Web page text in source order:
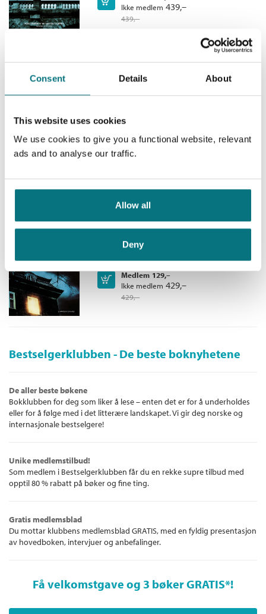
Consent Details About
This website uses cookies
We use cookies to give you a functional website, relevant
ads and to analyse our traffic.
Allow all
Deny
Oversatt av:
Farestad, Ulrik
etterforsker. Løs mordmysteriet sammen med karakterene
gjennom avisartikler, tekstmeldinger, intervjuer og e-
postsamtaler. Klarer du å løse mordgåten før alle andre?
Ikke medlem 439,–
439,–
Hjemmets lune rede
Innbundet
Medlem 129,–
Ikke medlem
429,–
Kjøp
Adam Fawley /
Innbundet
Medlem 129,–
Ikke medlem 429,–
429,–
Kjøp
Bestselgerklubben - De beste boknyhetene
De aller beste bøkene
Bokklubben for deg som liker å lese – enten det er for å underholdes
eller for å følge med i det litterære landskapet. Vi gir deg norske og
internasjonale bestselgere!
Unike medlemstilbud!
Som medlem i Bestselgerklubben får du en rekke supre tilbud med
opptil 80 % rabatt på bøker og fine ting.
Gratis medlemsblad
Du mottar klubbens medlemsblad GRATIS, med en fyldig presentasjon
av hovedboken, intervjuer og anbefalinger.
Få velkomstgave og 3 bøker GRATIS*!